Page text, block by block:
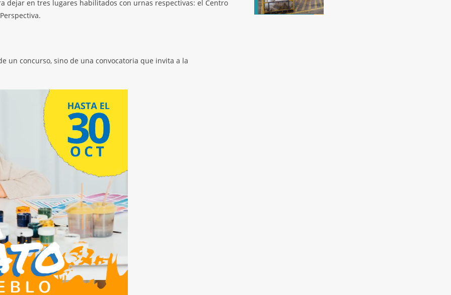
dejar en tres lugares habilitados con urnas respectivas: el Centro
un concurso, sino de una convocatoria que invita a la